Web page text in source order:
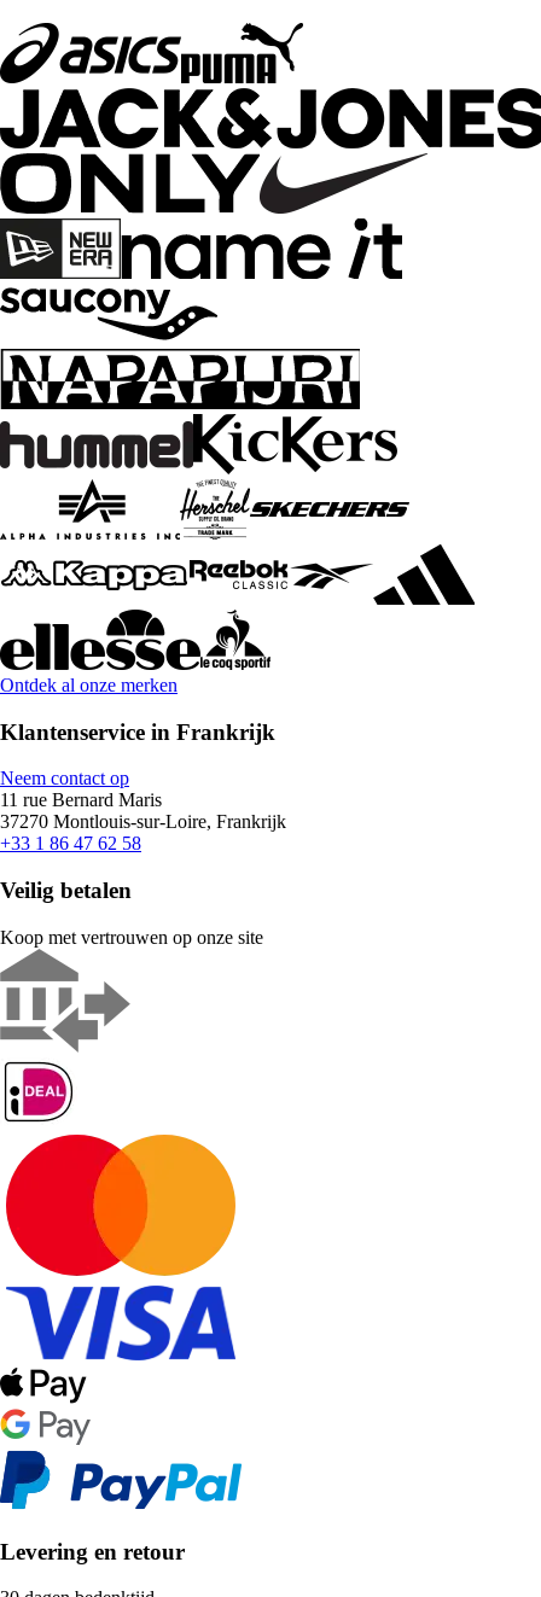
Ontdek al onze merken
Klantenservice in Frankrijk
Neem contact op
11 rue Bernard Maris
37270 Montlouis-sur-Loire, Frankrijk
+33 1 86 47 62 58
Veilig betalen
Koop met vertrouwen op onze site
Levering en retour